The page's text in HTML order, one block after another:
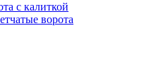
с калиткой
ворота